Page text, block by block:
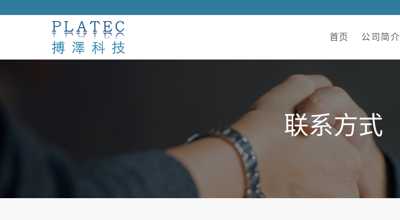
首页 公司简介
联系方式